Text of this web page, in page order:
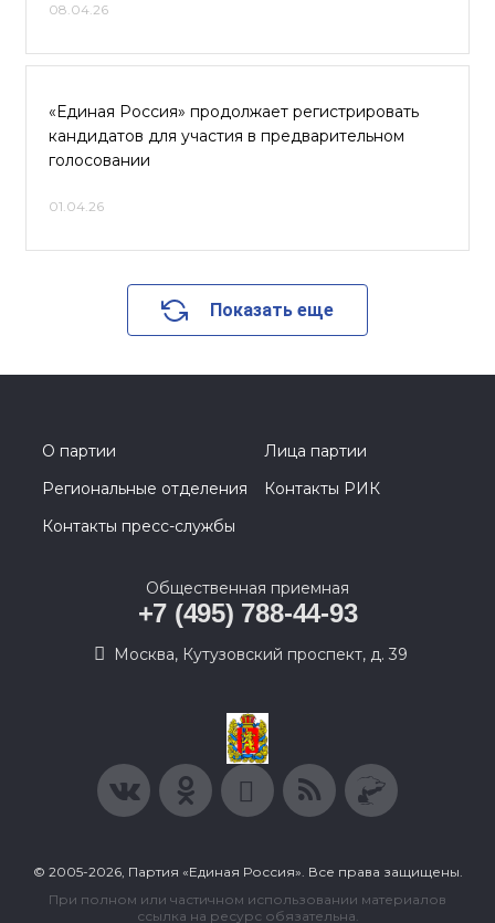
08.04.26
«Единая Россия» продолжает регистрировать
кандидатов для участия в предварительном
голосовании
01.04.26
Показать еще
О партии
Лица партии
Региональные отделения
Контакты РИК
Контакты пресс-службы
Общественная приемная
+7 (495) 788-44-93
Москва, Кутузовский проспект, д. 39
© 2005-2026, Партия «Единая Россия». Все права защищены.
При полном или частичном использовании материалов
ссылка на ресурс обязательна.